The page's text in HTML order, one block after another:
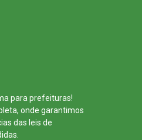
para prefeituras!
onde garantimos
das leis de